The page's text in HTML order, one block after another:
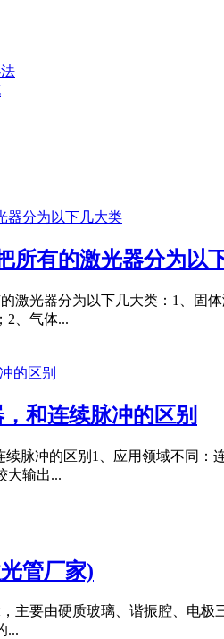
所有的激光器分为以
激光器分为以下几大类：1、固
2、气体...
和连续脉冲的区别
脉冲的区别1、应用领域不同
大输出...
管厂家)
主要由硬质玻璃、谐振腔、电
...